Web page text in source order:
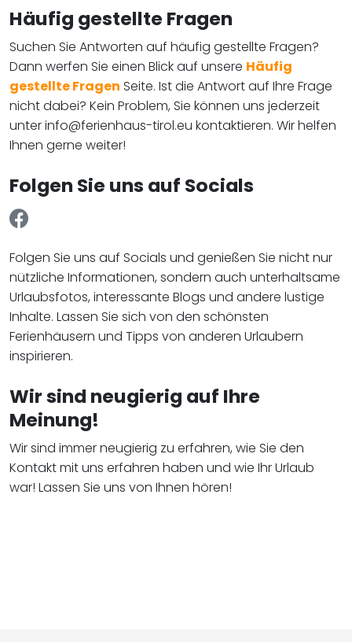
Häufig gestellte Fragen
Suchen Sie Antworten auf häufig gestellte Fragen?
Dann werfen Sie einen Blick auf unsere Häufig
gestellte Fragen Seite. Ist die Antwort auf Ihre Frage
nicht dabei? Kein Problem, Sie können uns jederzeit
unter info@ferienhaus-tirol.eu kontaktieren. Wir helfen
Ihnen gerne weiter!
Folgen Sie uns auf Socials
Folgen Sie uns auf Socials und genießen Sie nicht nur
nützliche Informationen, sondern auch unterhaltsame
Urlaubsfotos, interessante Blogs und andere lustige
Inhalte. Lassen Sie sich von den schönsten
Ferienhäusern und Tipps von anderen Urlaubern
inspirieren.
Wir sind neugierig auf Ihre
Meinung!
Wir sind immer neugierig zu erfahren, wie Sie den
Kontakt mit uns erfahren haben und wie Ihr Urlaub
war! Lassen Sie uns von Ihnen hören!